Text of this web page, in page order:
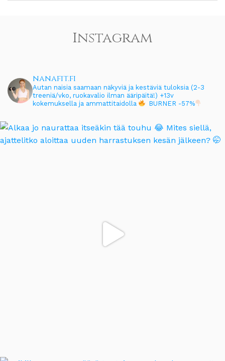
Instagram
nanafit.fi
Autan naisia saamaan näkyviä ja kestäviä tuloksia (2-3
treeniä/vko, ruokavalio ilman ääripäitä!) +13v
kokemuksella ja ammattitaidolla
BURNER -57%